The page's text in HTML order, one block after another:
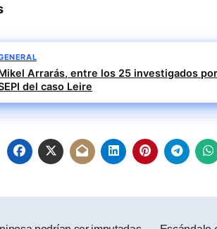
Arrarás, entre los 25 investigados
del caso Leire